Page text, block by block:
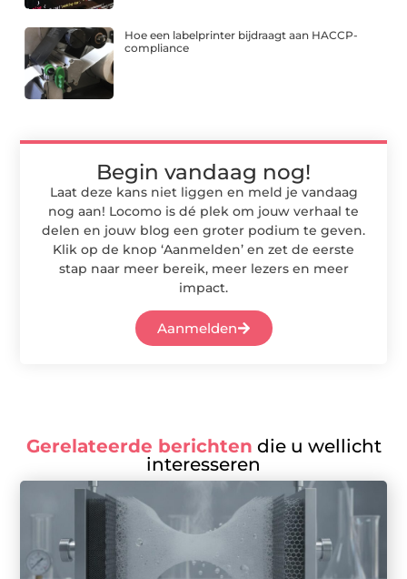
Hoe een labelprinter bijdraagt aan HACCP-
compliance
Begin vandaag nog!
Laat deze kans niet liggen en meld je vandaag
nog aan! Locomo is dé plek om jouw verhaal te
delen en jouw blog een groter podium te geven.
Klik op de knop ‘Aanmelden’ en zet de eerste
stap naar meer bereik, meer lezers en meer
impact.
Aanmelden
Gerelateerde berichten die u wellicht
interesseren